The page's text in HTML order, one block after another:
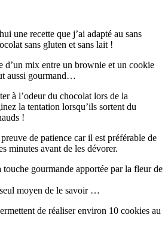
une recette que j’ai adapté au sans
sans gluten et sans lait !
d’un mix entre un brownie et un cookie
aussi gourmand…
à l’odeur du chocolat lors de la
la tentation lorsqu’ils sortent du
!
de patience car il est préférable de
minutes avant de les dévorer.
touche gourmande apportée par la fleur de
moyen de le savoir …
de réaliser environ 10 cookies au